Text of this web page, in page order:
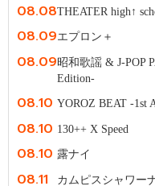
08.08THEATER high↑
08.09エプロン＋
08.09昭和歌謡 & J-POP
Edition-
08.10 YOROZ BEAT -1st
08.10 130++ X Speed
08.10 露ナイ
08.11
カムピスシャワー